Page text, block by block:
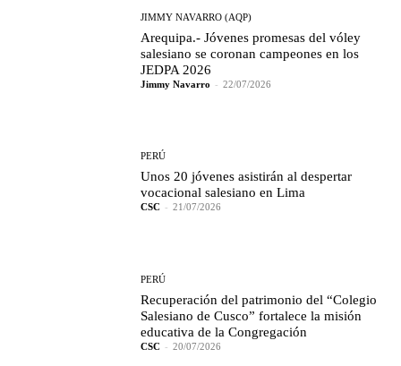
JIMMY NAVARRO (AQP)
Arequipa.- Jóvenes promesas del vóley
salesiano se coronan campeones en los
JEDPA 2026
Jimmy Navarro - 22/07/2026
PERÚ
Unos 20 jóvenes asistirán al despertar
vocacional salesiano en Lima
CSC - 21/07/2026
PERÚ
Recuperación del patrimonio del “Colegio
Salesiano de Cusco” fortalece la misión
educativa de la Congregación
CSC - 20/07/2026